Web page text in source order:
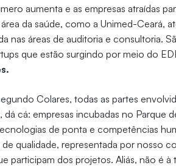
aumenta e as empresas atraídas
da saúde, como a Unimed-Ceará,
nas áreas de auditoria e consultoria.
que estão surgindo por meio do
Colares, todas as partes
dá cá: empresas incubadas no Parque
de ponta e competências
qualidade, representada por nosso
participam dos projetos. Aliás, não é